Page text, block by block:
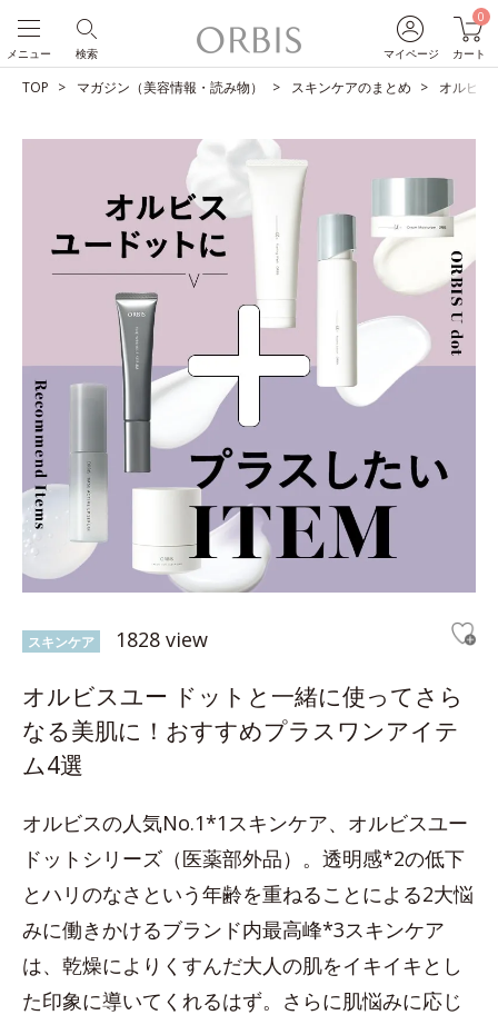
マイページ
0
カート
検索
メニュー
TOP マガジン（美容情報・読み物） スキンケアのまとめ オルビス
スキンケア 1828 view
オルビスユー ドットと一緒に使ってさら
なる美肌に！おすすめプラスワンアイテ
ム4選
オルビスの人気No.1*1スキンケア、オルビスユー
ドットシリーズ（医薬部外品）。透明感*2の低下
とハリのなさという年齢を重ねることによる2大悩
みに働きかけるブランド内最高峰*3スキンケア
は、乾燥によりくすんだ大人の肌をイキイキとし
た印象に導いてくれるはず。さらに肌悩みに応じ